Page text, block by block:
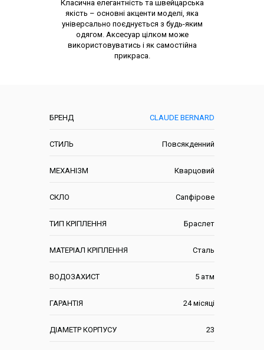
БРЕНД CLAUDE BERNARD
СТИЛЬ Повсякденний
МЕХАНІЗМ Кварцовий
СКЛО Сапфірове
ТИП КРІПЛЕННЯ Браслет
МАТЕРІАЛ КРІПЛЕННЯ Сталь
ВОДОЗАХИСТ 5 атм
ГАРАНТІЯ 24 місяці
ДІАМЕТР КОРПУСУ 23
Класична елегантність та швейцарська
якість – основні акценти моделі, яка
універсально поєднується з будь-яким
одягом. Аксесуар цілком може
використовуватись і як самостійна
прикраса.